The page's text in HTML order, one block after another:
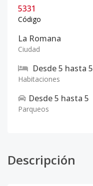
5331
Código
La Romana
Ciudad
Desde5 hasta 5
Habitaciones
Desde5 hasta 5
Parqueos
Descripción